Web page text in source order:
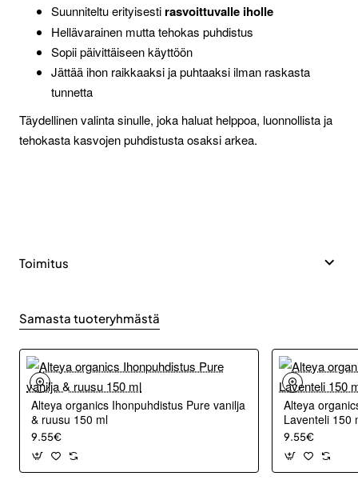
Suunniteltu erityisesti rasvoittuvalle iholle
Hellävarainen mutta tehokas puhdistus
Sopii päivittäiseen käyttöön
Jättää ihon raikkaaksi ja puhtaaksi ilman raskasta
tunnetta
Täydellinen valinta sinulle, joka haluat helppoa, luonnollista ja
tehokasta kasvojen puhdistusta osaksi arkea.
Toimitus
Samasta tuoteryhmästä
Alteya organics Ihonpuhdistus Pure vanilja
& ruusu 150 ml
9.55€
Alteya
Laventeli 150
9.55€